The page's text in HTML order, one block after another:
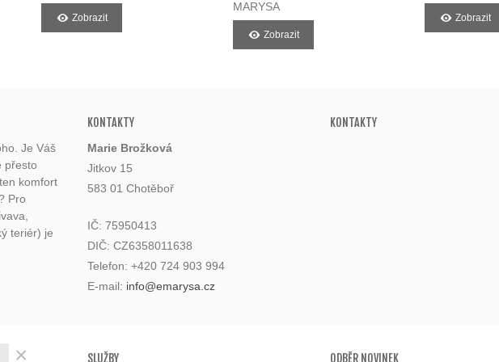
Zobrazit
MARYSA
Zobrazit
Zobrazit
Je Váš
přesto
komfort
Pro
teriér) je
KONTAKTY
Marie Brožková
Jitkov 15
583 01 Chotěboř
IČ: 75950413
DIČ: CZ6358011638
Telefon: +420 724 903 994
E-mail: info@emarysa.cz
KONTAKTY
SLUŽBY ODBĚR NOVINEK
×